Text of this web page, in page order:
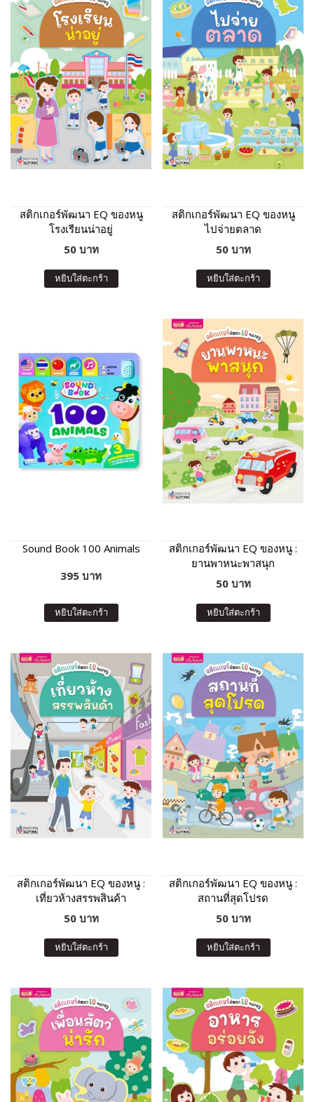
สติกเกอร์พัฒนา EQ ของหนู
โรงเรียนน่าอยู่
50 บาท
หยิบใส่ตะกร้า
สติกเกอร์พัฒนา EQ ของหนู
ไปจ่ายตลาด
50 บาท
หยิบใส่ตะกร้า
Sound Book 100 Animals
395 บาท
หยิบใส่ตะกร้า
สติกเกอร์พัฒนา EQ ของหนู :
ยานพาหนะพาสนุก
50 บาท
หยิบใส่ตะกร้า
สติกเกอร์พัฒนา EQ ของหนู :
เที่ยวห้างสรรพสินค้า
50 บาท
หยิบใส่ตะกร้า
สติกเกอร์พัฒนา EQ ของหนู :
สถานที่สุดโปรด
50 บาท
หยิบใส่ตะกร้า